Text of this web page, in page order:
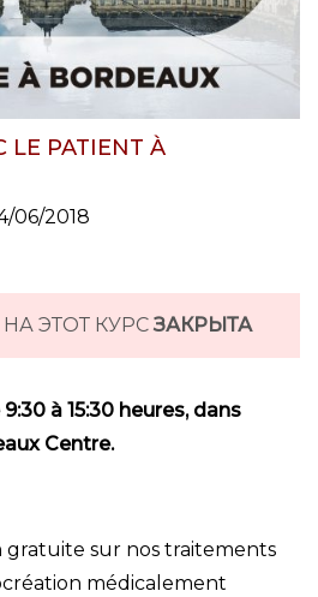
LE PATIENT À
06/2018
ЭТОТ КУРСЗАКРЫТА
9:30 à 15:30 heures, dans
Centre.
gratuite sur nos traitements
médicalement